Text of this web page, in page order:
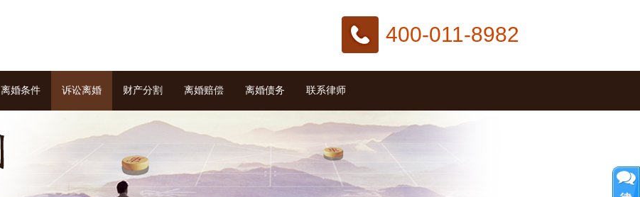
400-011-8982
离婚条件 诉讼离婚 财产分割 离婚赔偿 离婚债务 联系律师